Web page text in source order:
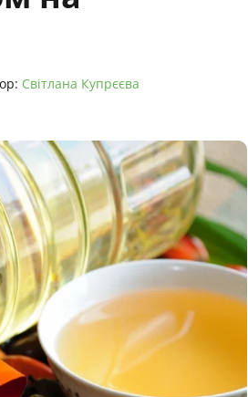
Світлана Купрєєва